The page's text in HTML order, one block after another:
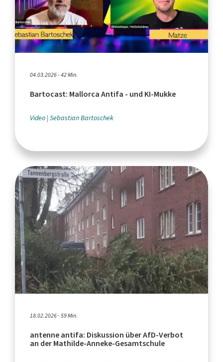
04.03.2026 - 42 Min.
Bartocast: Mallorca Antifa - und KI-Mukke
Video Sebastian Bartoschek
18.02.2026 - 59 Min.
antenne antifa: Diskussion über AfD-Verbot
an der Mathilde-Anneke-Gesamtschule